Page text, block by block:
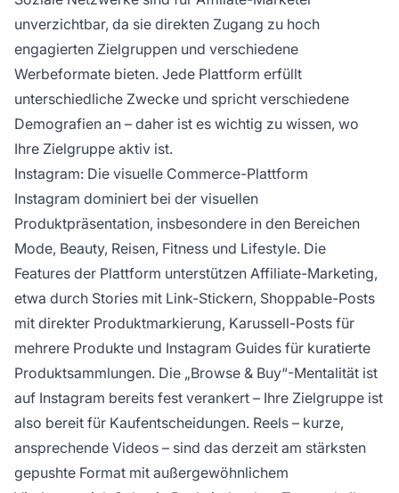
unverzichtbar, da sie direkten Zugang zu hoch
engagierten Zielgruppen und verschiedene
Werbeformate bieten. Jede Plattform erfüllt
unterschiedliche Zwecke und spricht verschiedene
Demografien an – daher ist es wichtig zu wissen, wo
Ihre Zielgruppe aktiv ist.
Instagram: Die visuelle Commerce-Plattform
Instagram dominiert bei der visuellen
Produktpräsentation, insbesondere in den Bereichen
Mode, Beauty, Reisen, Fitness und Lifestyle. Die
Features der Plattform unterstützen Affiliate-Marketing,
etwa durch Stories mit Link-Stickern, Shoppable-Posts
mit direkter Produktmarkierung, Karussell-Posts für
mehrere Produkte und Instagram Guides für kuratierte
Produktsammlungen. Die „Browse & Buy“-Mentalität ist
auf Instagram bereits fest verankert – Ihre Zielgruppe ist
also bereit für Kaufentscheidungen. Reels – kurze,
ansprechende Videos – sind das derzeit am stärksten
gepushte Format mit außergewöhnlichem